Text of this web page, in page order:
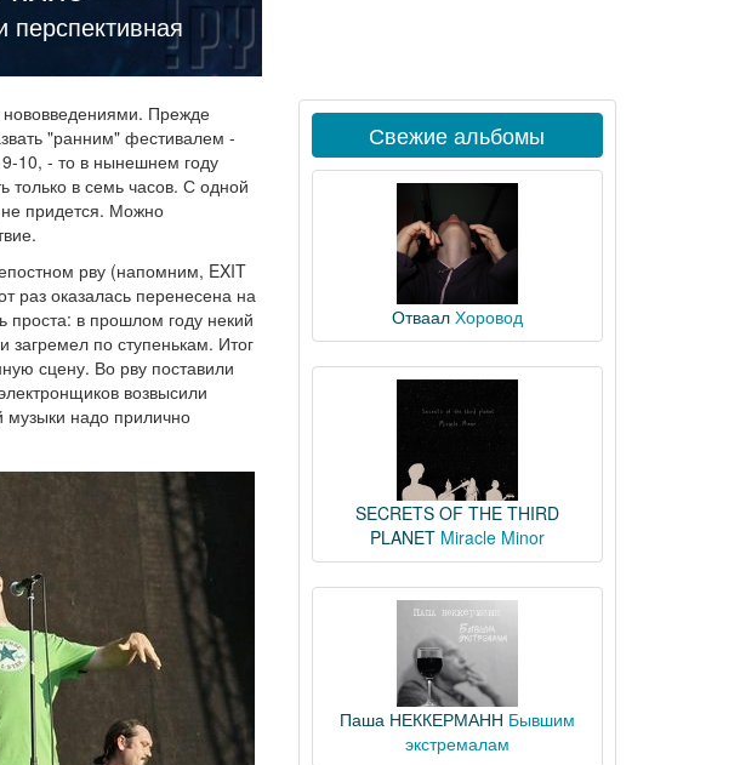
нововведениями. Прежде
"ранним" фестивалем -
9-10, - то в нынешнем году
только в семь часов. С одной
придется. Можно
рву (напомним, EXIT
раз оказалась перенесена на
в прошлом году некий
загремел по ступенькам. Итог
сцену. Во рву поставили
возвысили
музыки надо прилично
Свежие альбомы
Отваал Хоровод
SECRETS OF THE THIRD
PLANET Miracle Minor
Паша НЕККЕРМАНН Бывшим
экстремалам